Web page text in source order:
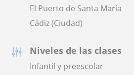
El Puerto de Santa María
Cádiz (Ciudad)
Niveles de las clases
Infantil y preescolar